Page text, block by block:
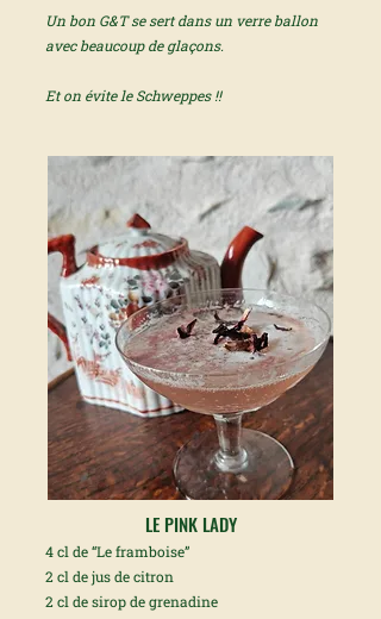
Un bon G&T se sert dans un verre ballon
avec beaucoup de glaçons.
Et on évite le Schweppes !!
LE PINK LADY
4 cl de “Le framboise”
2 cl de jus de citron
2 cl de sirop de grenadine